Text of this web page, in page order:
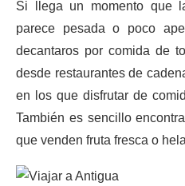
Si llega un momento que
parece pesada o poco
decantaros por comida de
desde restaurantes de
en los que disfrutar de
También es sencillo
que venden fruta fresca o